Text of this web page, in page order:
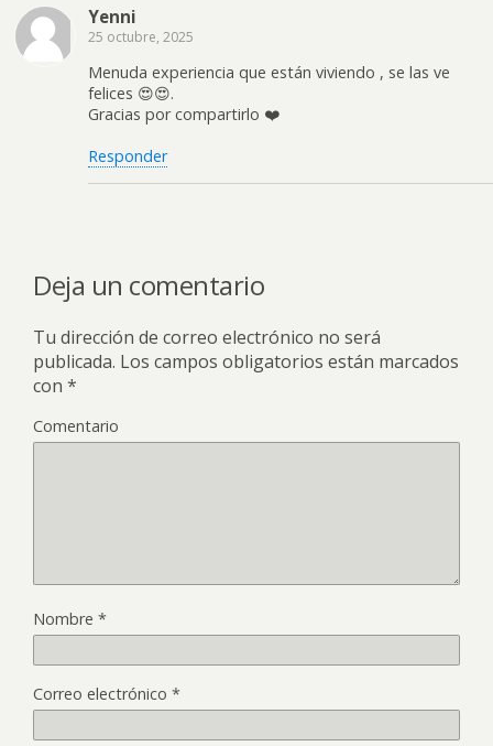
Yenni
25 octubre, 2025
Menuda experiencia que están viviendo , se las ve
felices 😍😍.
Gracias por compartirlo ❤️
Responder
Deja un comentario
Tu dirección de correo electrónico no será
publicada. Los campos obligatorios están marcados
con *
Comentario
Nombre *
Correo electrónico *